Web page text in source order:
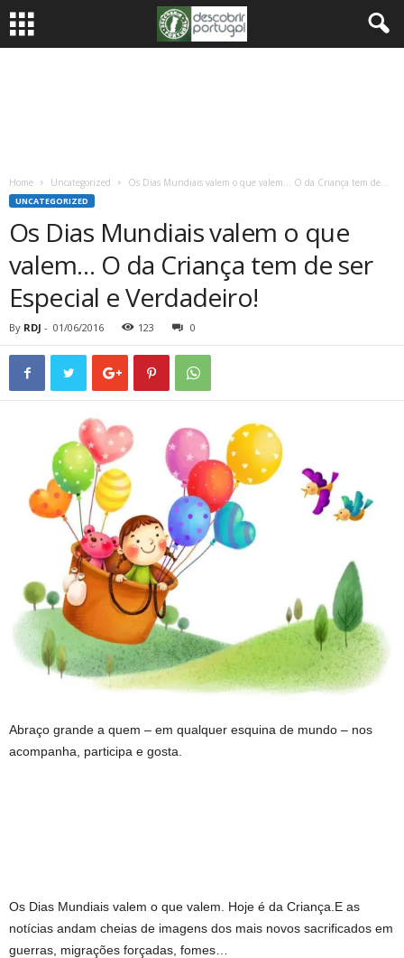
Home Uncategorized Os Dias Mundiais valem o que valem… O da Criança tem de...
UNCATEGORIZED
Os Dias Mundiais valem o que
valem… O da Criança tem de ser
Especial e Verdadeiro!
By RDJ - 01/06/2016 123 0
Abraço grande a quem – em qualquer esquina de mundo – nos
acompanha, participa e gosta.
Os Dias Mundiais valem o que valem. Hoje é da Criança.E as
notícias andam cheias de imagens dos mais novos sacrificados em
guerras, migrações forçadas, fomes…